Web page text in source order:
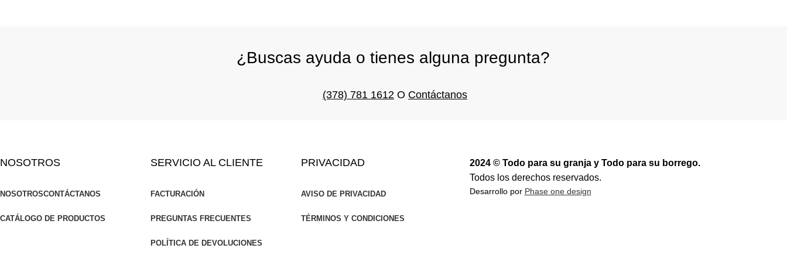
¿Buscas ayuda o tienes alguna pregunta?
(378) 781 1612 O Contáctanos
NOSOTROS
NOSOTROSCONTÁCTANOS
CATÁLOGO DE PRODUCTOS
SERVICIO AL CLIENTE
FACTURACIÓN
PREGUNTAS FRECUENTES
POLÍTICA DE DEVOLUCIONES
PRIVACIDAD
AVISO DE PRIVACIDAD
TÉRMINOS Y CONDICIONES
2024 © Todo para su granja y Todo para su borrego.
Todos los derechos reservados.
Desarrollo por Phase one design